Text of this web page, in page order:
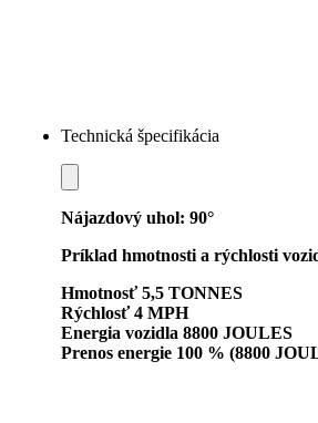
Technická špecifikácia
Nájazdový uhol: 90°
Príklad hmotnosti a rýchlosti
Hmotnosť 5,5 TONNES
Rýchlosť 4 MPH
Energia vozidla 8800 JOULES
Prenos energie 100 % (8800